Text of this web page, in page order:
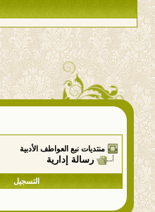
منتديات نبع العواطف الأدبية
رسالة إدارية
التسجيل